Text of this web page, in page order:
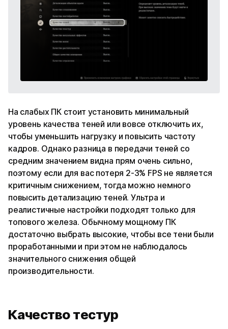
На слабых ПК стоит установить минимальный
уровень качества теней или вовсе отключить их,
чтобы уменьшить нагрузку и повысить частоту
кадров. Однако разница в передачи теней со
средним значением видна прям очень сильно,
поэтому если для вас потеря 2-3% FPS не является
критичным снижением, тогда можно немного
повысить детализацию теней. Ультра и
реалистичные настройки подходят только для
топового железа. Обычному мощному ПК
достаточно выбрать высокие, чтобы все тени были
проработанными и при этом не наблюдалось
значительного снижения общей
производительности.
Качество тестур